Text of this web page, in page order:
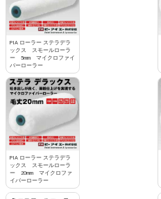
PIA ローラー ステラデラ
ックス スモールローラ
ー 5mm マイクロファイ
バーローラー
PIA ローラー ステラデラ
ックス スモールローラ
ー 20mm マイクロファ
イバーローラー